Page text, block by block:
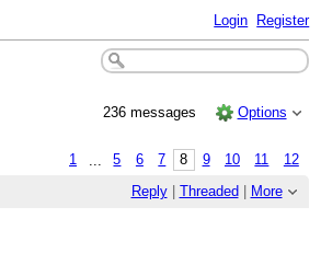
Login Register
236 messages Options
1 5 6 7 8 9 10 11
12
Reply| Threaded More